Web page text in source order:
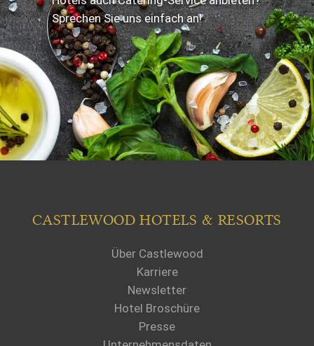
Sprechen Sie uns einfach an!
CASTLEWOOD HOTELS & RESORTS
Über Castlewood
Karriere
Newsletter
Hotel Broschüre
Presse